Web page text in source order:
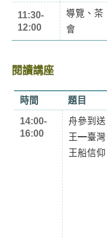
11:30-
12:00
導覽、茶
會
閱讀講座
時間 題目
14:00-
16:00
舟參到送
王━臺灣
王船信仰